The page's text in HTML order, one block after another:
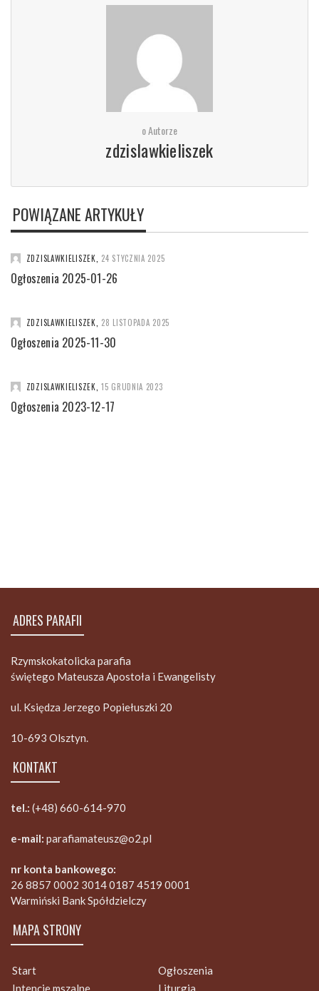
o Autorze
zdzislawkieliszek
POWIĄZANE ARTYKUŁY
ZDZISLAWKIELISZEK 24 STYCZNIA 2025
Ogłoszenia 2025-01-26
ZDZISLAWKIELISZEK 28 LISTOPADA 2025
Ogłoszenia 2025-11-30
ZDZISLAWKIELISZEK 15 GRUDNIA 2023
Ogłoszenia 2023-12-17
ADRES PARAFII
Rzymskokatolicka parafia
świętego Mateusza Apostoła i Ewangelisty
ul. Księdza Jerzego Popiełuszki 20
10-693 Olsztyn.
KONTAKT
tel.: (+48) 660-614-970
e-mail: parafiamateusz@o2.pl
nr konta bankowego:
26 8857 0002 3014 0187 4519 0001
Warmiński Bank Spółdzielczy
MAPA STRONY
Start
Ogłoszenia
Intencje mszalne
Liturgia